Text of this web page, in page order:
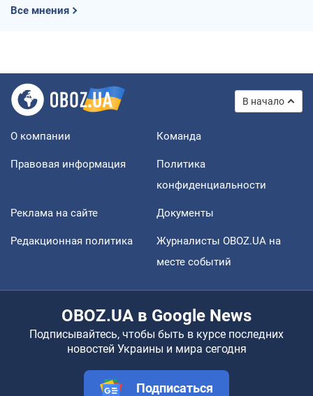
Все мнения
В начало
О компании Команда
Правовая информация
Политика
конфиденциальности
Реклама на сайте Документы
Редакционная политика
Журналисты OBOZ.UA на
месте событий
OBOZ.UA в Google News
Подписывайтесь, чтобы быть в курсе последних
новостей Украины и мира сегодня
Подписаться